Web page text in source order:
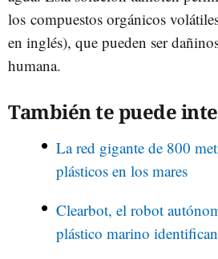
los compuestos orgánicos
en inglés), que pueden ser
humana.
También te puede
La red gigante de 800
plásticos en los mares
Clearbot, el robot
plástico marino